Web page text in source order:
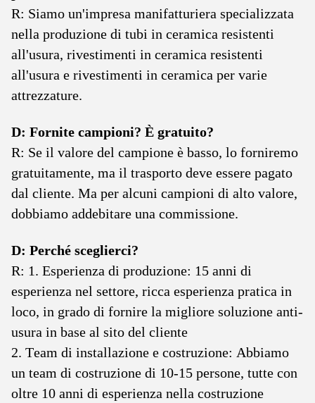
R: Siamo un'impresa manifatturiera specializzata
nella produzione di tubi in ceramica resistenti
all'usura, rivestimenti in ceramica resistenti
all'usura e rivestimenti in ceramica per varie
attrezzature.
D: Fornite campioni? È gratuito?
R: Se il valore del campione è basso, lo forniremo
gratuitamente, ma il trasporto deve essere pagato
dal cliente. Ma per alcuni campioni di alto valore,
dobbiamo addebitare una commissione.
D: Perché sceglierci?
R: 1. Esperienza di produzione: 15 anni di
esperienza nel settore, ricca esperienza pratica in
loco, in grado di fornire la migliore soluzione anti-
usura in base al sito del cliente
2. Team di installazione e costruzione: Abbiamo
un team di costruzione di 10-15 persone, tutte con
oltre 10 anni di esperienza nella costruzione